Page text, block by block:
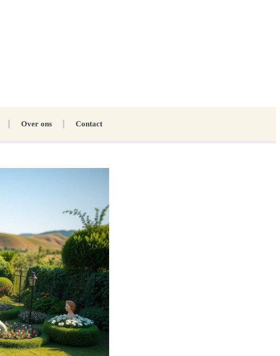
Over ons Contact